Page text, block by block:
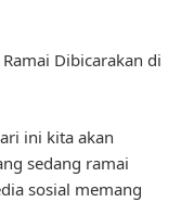
Dibicarakan di
ini kita akan
sedang ramai
sosial memang